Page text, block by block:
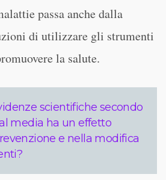
passa anche dalla
di utilizzare gli strumenti
la salute.
scientifiche secondo
media ha un effetto
e nella modifica